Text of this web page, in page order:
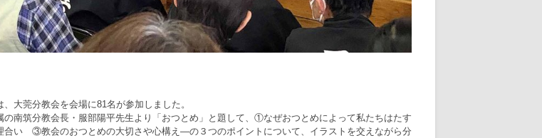
大莞分教会を会場に81名が参加しました。
南筑分教会長・服部陽平先生より「おつとめ」と題して、①なぜおつとめによって私たちはたす
い ③教会のおつとめの大切さや心構え―の３つのポイントについて、イラストを交えながら分